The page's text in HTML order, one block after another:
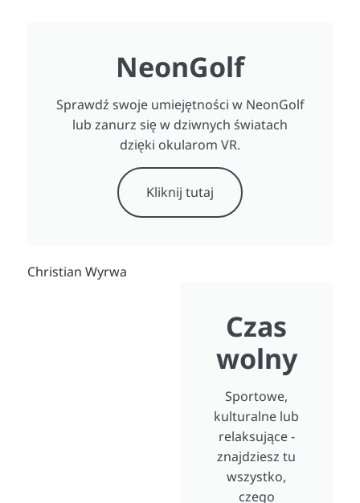
NeonGolf
Sprawdź swoje umiejętności w NeonGolf
lub zanurz się w dziwnych światach
dzięki okularom VR.
Kliknij tutaj
Christian Wyrwa
Czas
wolny
Sportowe,
kulturalne lub
relaksujące -
znajdziesz tu
wszystko,
czego